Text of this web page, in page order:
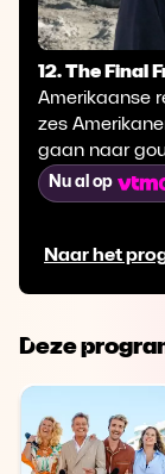
Naar het
12. The Final
Amerikaanse
zes
gaan naar
Nu al op
Deze